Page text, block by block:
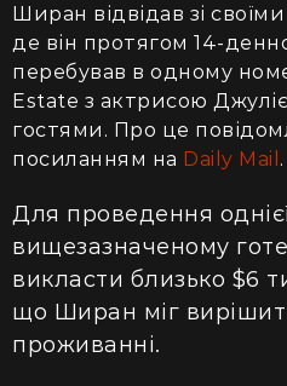
Ширан відвідав зі
де він протягом 14-
перебував в одному
Estate з актрисою
гостями. Про це
посиланням на Daily Mail .
Для проведення
вищезазначеному
викласти близько $6
що Ширан міг
проживанні.